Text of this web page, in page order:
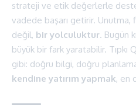
strateji ve etik değerlerle
vadede başarı getirir.
değil, bir yolculuktur. Bugün
büyük bir fark yaratabilir. Tıpkı
gibi: doğru bilgi, doğru
kendine yatırım yapmak, en